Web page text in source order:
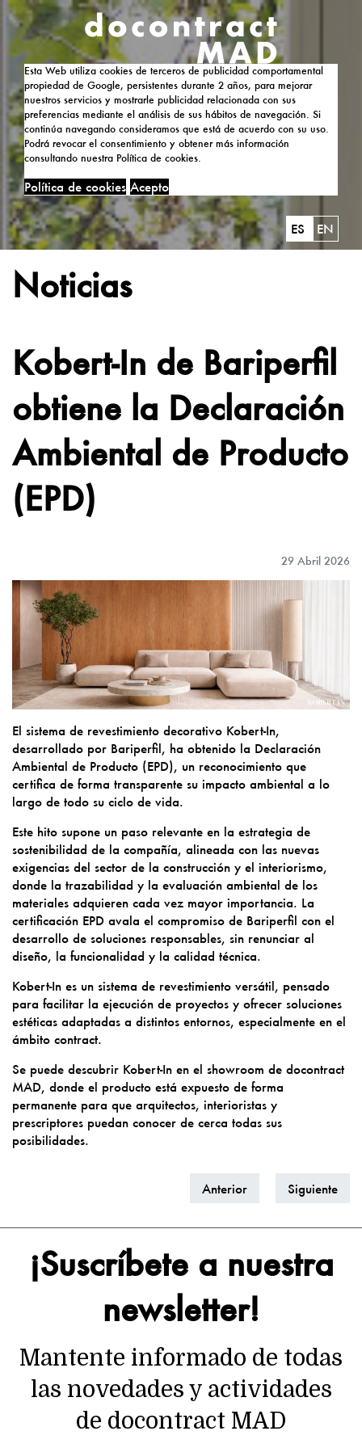
Esta Web utiliza cookies de terceros de publicidad comportamental
propiedad de Google, persistentes durante 2 años, para mejorar
nuestros servicios y mostrarle publicidad relacionada con sus
preferencias mediante el análisis de sus hábitos de navegación. Si
continúa navegando consideramos que está de acuerdo con su uso.
Podrá revocar el consentimiento y obtener más información
consultando nuestra Política de cookies.
Política de cookies Acepto
ES EN
Noticias
Kobert-In de Bariperfil
obtiene la Declaración
Ambiental de Producto
(EPD)
29 Abril 2026
El sistema de revestimiento decorativo Kobert-In,
desarrollado por Bariperfil, ha obtenido la Declaración
Ambiental de Producto (EPD), un reconocimiento que
certifica de forma transparente su impacto ambiental a lo
largo de todo su ciclo de vida.
Este hito supone un paso relevante en la estrategia de
sostenibilidad de la compañía, alineada con las nuevas
exigencias del sector de la construcción y el interiorismo,
donde la trazabilidad y la evaluación ambiental de los
materiales adquieren cada vez mayor importancia. La
certificación EPD avala el compromiso de Bariperfil con el
desarrollo de soluciones responsables, sin renunciar al
diseño, la funcionalidad y la calidad técnica.
Kobert-In es un sistema de revestimiento versátil, pensado
para facilitar la ejecución de proyectos y ofrecer soluciones
estéticas adaptadas a distintos entornos, especialmente en el
ámbito contract.
Se puede descubrir Kobert-In en el showroom de docontract
MAD, donde el producto está expuesto de forma
permanente para que arquitectos, interioristas y
prescriptores puedan conocer de cerca todas sus
posibilidades.
Anterior Siguiente
¡Suscríbete a nuestra
newsletter!
Mantente informado de todas
las novedades y actividades
de docontract MAD